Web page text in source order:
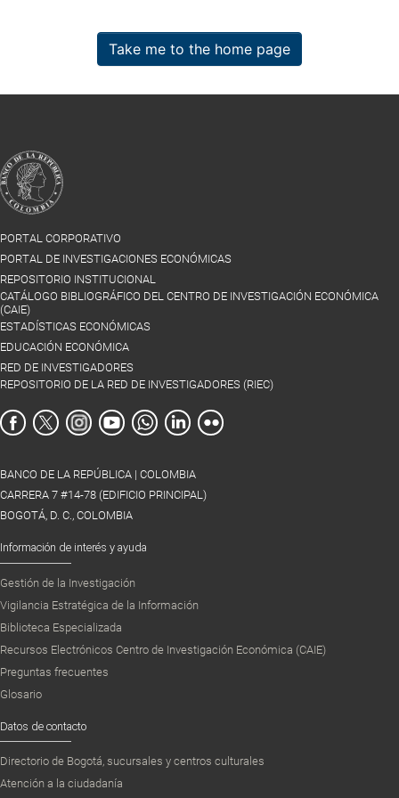
Take me to the home page
PORTAL CORPORATIVO
PORTAL DE INVESTIGACIONES ECONÓMICAS
REPOSITORIO INSTITUCIONAL
CATÁLOGO BIBLIOGRÁFICO DEL CENTRO DE INVESTIGACIÓN ECONÓMICA
(CAIE)
ESTADÍSTICAS ECONÓMICAS
EDUCACIÓN ECONÓMICA
RED DE INVESTIGADORES
REPOSITORIO DE LA RED DE INVESTIGADORES (RIEC)
BANCO DE LA REPÚBLICA | COLOMBIA
CARRERA 7 #14-78 (EDIFICIO PRINCIPAL)
BOGOTÁ, D. C., COLOMBIA
Información de interés y ayuda
Gestión de la Investigación
Vigilancia Estratégica de la Información
Biblioteca Especializada
Recursos Electrónicos Centro de Investigación Económica (CAIE)
Preguntas frecuentes
Glosario
Datos de contacto
Directorio de Bogotá, sucursales y centros culturales
Atención a la ciudadanía